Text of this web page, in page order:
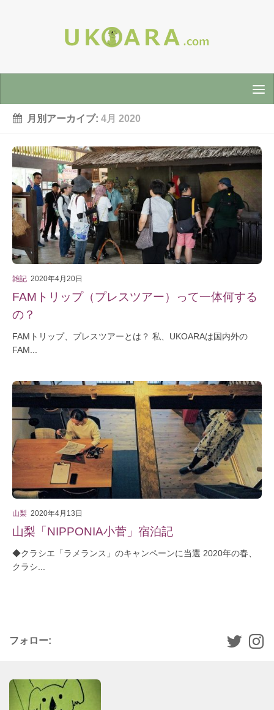
月別アーカイブ:4月 2020
雑記 2020年4月20日
FAMトリップ（プレスツアー）って一体何する
の？
FAMトリップ、プレスツアーとは？ 私、UKOARAは国内外の
FAM...
山梨 2020年4月13日
山梨「NIPPONIA小菅」宿泊記
◆クラシエ「ラメランス」のキャンペーンに当選 2020年の春、
クラシ...
フォロー: